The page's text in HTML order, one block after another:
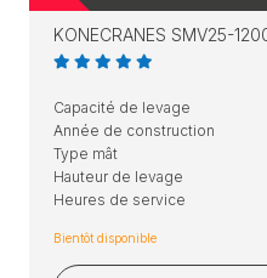
KONECRANES SMV25-
Capacité de levage
Année de construction
Type mât
Hauteur de levage
Heures de service
Bientôt disponible